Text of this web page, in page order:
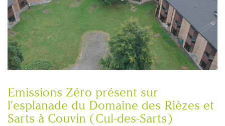
Emissions Zéro présent sur
l'esplanade du Domaine des Rièzes et
Sarts à Couvin (Cul-des-Sarts)